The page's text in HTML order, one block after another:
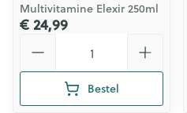
Multivitamine Elexir 250ml
€ 24,99
Bestel